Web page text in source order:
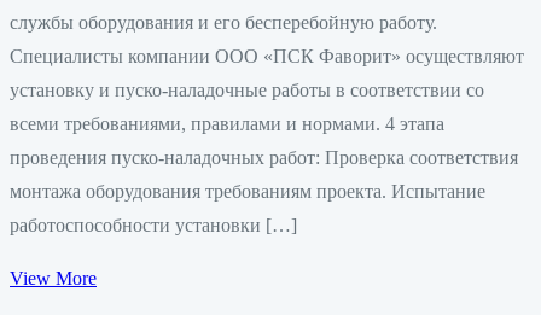
службы оборудования и его бесперебойную работу.
Специалисты компании ООО «ПСК Фаворит» осуществляют
установку и пуско-наладочные работы в соответствии со
всеми требованиями, правилами и нормами. 4 этапа
проведения пуско-наладочных работ: Проверка соответствия
монтажа оборудования требованиям проекта. Испытание
работоспособности установки […]
View More